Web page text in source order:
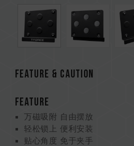
Feature & CAUTION
FEATURE
万磁吸附 自由摆放
轻松锁上 便利安装
贴心角度 免于夹手